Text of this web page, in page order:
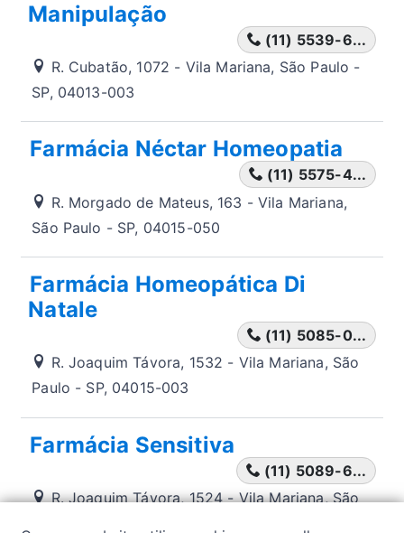
Manipulação
(11) 5539-6...
R. Cubatão, 1072 - Vila Mariana, São Paulo -
SP, 04013-003
Farmácia Néctar Homeopatia
(11) 5575-4...
R. Morgado de Mateus, 163 - Vila Mariana,
São Paulo - SP, 04015-050
Farmácia Homeopática Di
Natale
(11) 5085-0...
R. Joaquim Távora, 1532 - Vila Mariana, São
Paulo - SP, 04015-003
Farmácia Sensitiva
(11) 5089-6...
R. Joaquim Távora, 1524 - Vila Mariana, São